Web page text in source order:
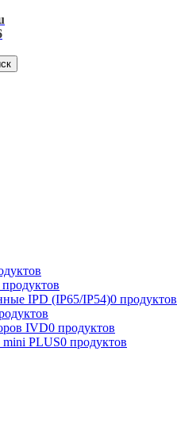
продуктов
IPD (IP65/IP54)0 продуктов
IVD0 продуктов
PLUS0 продуктов